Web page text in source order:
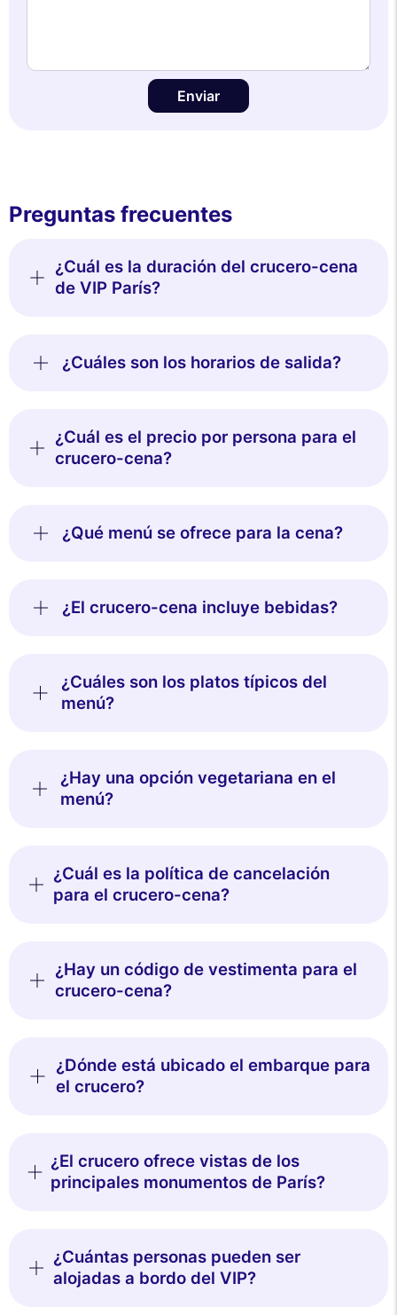
Este sitio web utiliza
cookies
anuncios publicitarios que se le muestran. Puede aceptar, rechazar o
gestionar sus preferencias en cualquier momento.
Enviar
Preguntas frecuentes
¿Cuál es la duración del crucero-cena
de VIP París?
¿Cuáles son los horarios de salida?
¿Cuál es el precio por persona para el
crucero-cena?
¿Qué menú se ofrece para la cena?
¿El crucero-cena incluye bebidas?
¿Cuáles son los platos típicos del
menú?
¿Hay una opción vegetariana en el
menú?
¿Cuál es la política de cancelación
para el crucero-cena?
¿Hay un código de vestimenta para el
crucero-cena?
¿Dónde está ubicado el embarque para
el crucero?
¿El crucero ofrece vistas de los
principales monumentos de París?
¿Cuántas personas pueden ser
alojadas a bordo del VIP?